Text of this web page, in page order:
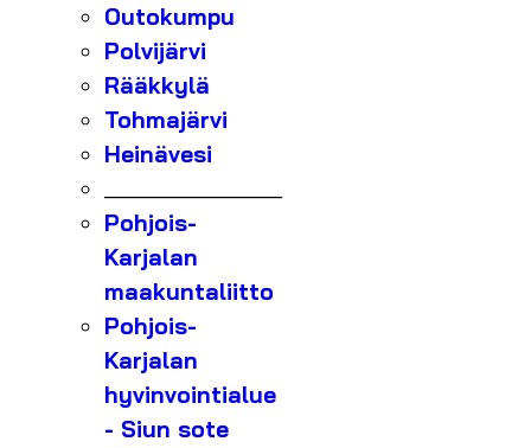
Outokumpu
Polvijärvi
Rääkkylä
Tohmajärvi
Heinävesi
Pohjois-
Karjalan
maakuntaliitto
Pohjois-
Karjalan
hyvinvointialue
- Siun sote